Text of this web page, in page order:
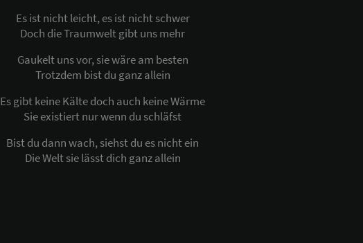
Es ist nicht leicht, es ist nicht schwer
Doch die Traumwelt gibt uns mehr
Gaukelt uns vor, sie wäre am besten
Trotzdem bist du ganz allein
Es gibt keine Kälte doch auch keine Wärme
Sie existiert nur wenn du schläfst
Bist du dann wach, siehst du es nicht ein
Die Welt sie lässt dich ganz allein